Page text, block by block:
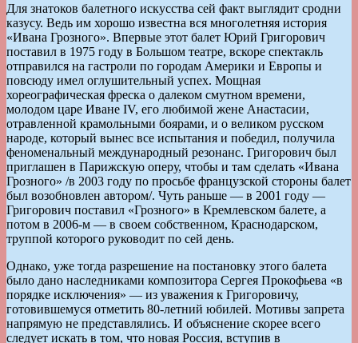
Для знатоков балетного искусства сей факт выглядит сродни
казусу. Ведь им хорошо известна вся многолетняя история
«Ивана Грозного». Впервые этот балет Юрий Григорович
поставил в 1975 году в Большом театре, вскоре спектакль
отправился на гастроли по городам Америки и Европы и
повсюду имел оглушительный успех. Мощная
хореографическая фреска о далеком смутном времени,
молодом царе Иване IV, его любимой жене Анастасии,
отравленной крамольными боярами, и о великом русском
народе, который вынес все испытания и победил, получила
феноменальный международный резонанс. Григорович был
приглашен в Парижскую оперу, чтобы и там сделать «Ивана
Грозного» /в 2003 году по просьбе французской стороны балет
был возобновлен автором/. Чуть раньше — в 2001 году —
Григорович поставил «Грозного» в Кремлевском балете, а
потом в 2006-м — в своем собственном, Краснодарском,
труппой которого руководит по сей день.
Однако, уже тогда разрешение на постановку этого балета
было дано наследниками композитора Сергея Прокофьева «в
порядке исключения» — из уважения к Григоровичу,
готовившемуся отметить 80-летний юбилей. Мотивы запрета
напрямую не представлялись. И объяснение скорее всего
следует искать в том, что новая Россия, вступив в